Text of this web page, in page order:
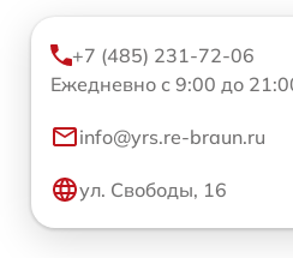
+7 (485) 231-72-06
Ежедневно с 9:00 до
info@yrs.re-braun.ru
ул. Свободы, 16